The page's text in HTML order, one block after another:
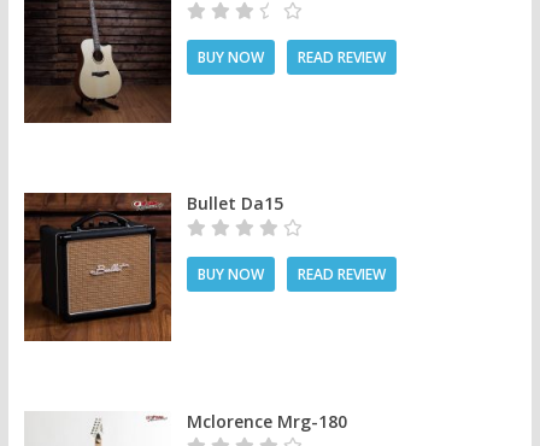
BUY NOW READ REVIEW
Bullet Da15
BUY NOW READ REVIEW
Mclorence Mrg-180